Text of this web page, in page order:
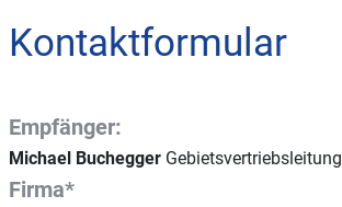
Kontaktformular
Empfänger:
Michael Buchegger Gebietsvertriebsleitung
Firma*